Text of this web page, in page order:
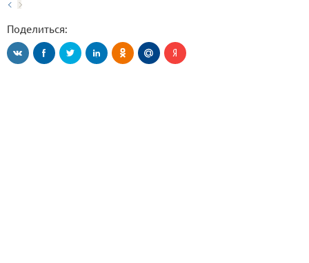
Поделиться: